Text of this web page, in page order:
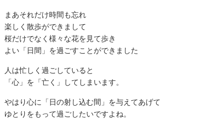
まあそれだけ時間も忘れ
楽しく散歩ができまして
桜だけでなく様々な花を見て歩き
よい「日間」を過ごすことができました
人は忙しく過ごしていると
「心」を「亡く」してしまいます。
やはり心に「日の射し込む間」を与えてあげて
ゆとりをもって過ごしたいですよね。